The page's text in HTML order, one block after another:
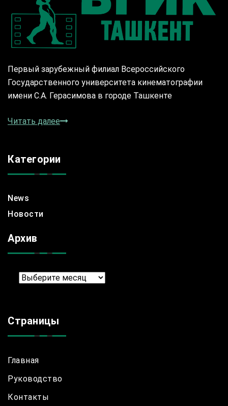
Первый зарубежный филиал Всероссийского
Государственного университета кинематографии
имени С.А. Герасимова в городе Ташкенте
Читать далее
Категории
News
Новости
Архив
Архив
Страницы
Главная
Руководство
Контакты